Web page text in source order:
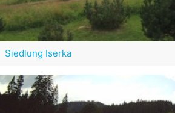
Siedlung Iserka